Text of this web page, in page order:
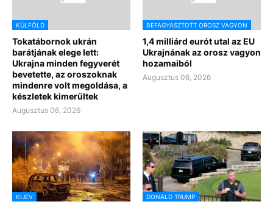
KÜLFÖLD
Tokatábornok ukrán
barátjának elege lett:
Ukrajna minden fegyverét
bevetette, az oroszoknak
mindenre volt megoldása, a
készletek kimerültek
Augusztus 06, 2026
BEFAGYASZTOTT OROSZ VAGYON
1,4 milliárd eurót utal az EU
Ukrajnának az orosz vagyon
hozamaiból
Augusztus 06, 2026
KIJEV DONALD TRUMP